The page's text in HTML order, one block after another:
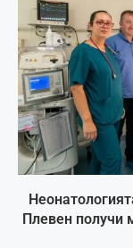
Плевен получи